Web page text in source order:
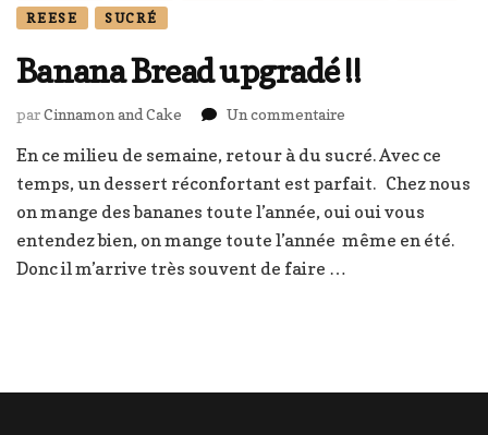
REESE
SUCRÉ
Banana Bread upgradé !!
parCinnamon and Cake Un commentaire
Bread
upgradé
!!
En ce milieu de semaine, retour à du sucré. Avec ce
temps, un dessert réconfortant est parfait. Chez nous
on mange des bananes toute l’année, oui oui vous
entendez bien, on mange toute l’année même en été.
Donc il m’arrive très souvent de faire …